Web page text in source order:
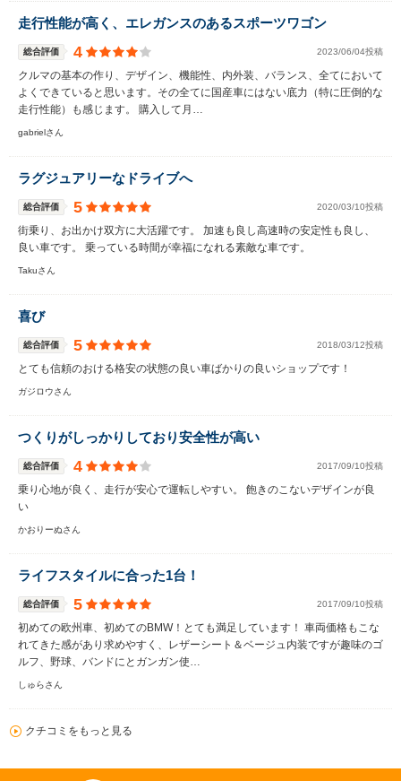
走行性能が高く、エレガンスのあるスポーツワゴン
総合評価 4 2023/06/04投稿
クルマの基本の作り、デザイン、機能性、内外装、バランス、全てにおいて
よくできていると思います。その全てに国産車にはない底力（特に圧倒的な
走行性能）も感じます。 購入して月…
gabrielさん
ラグジュアリーなドライブへ
総合評価 5 2020/03/10投稿
街乗り、お出かけ双方に大活躍です。 加速も良し高速時の安定性も良し、
良い車です。 乗っている時間が幸福になれる素敵な車です。
Takuさん
喜び
総合評価 5 2018/03/12投稿
とても信頼のおける格安の状態の良い車ばかりの良いショップです！
ガジロウさん
つくりがしっかりしており安全性が高い
総合評価 4 2017/09/10投稿
乗り心地が良く、走行が安心で運転しやすい。 飽きのこないデザインが良
い
かおりーぬさん
ライフスタイルに合った1台！
総合評価 5 2017/09/10投稿
初めての欧州車、初めてのBMW！とても満足しています！ 車両価格もこな
れてきた感があり求めやすく、レザーシート＆ベージュ内装ですが趣味のゴ
ルフ、野球、バンドにとガンガン使…
しゅらさん
クチコミをもっと見る